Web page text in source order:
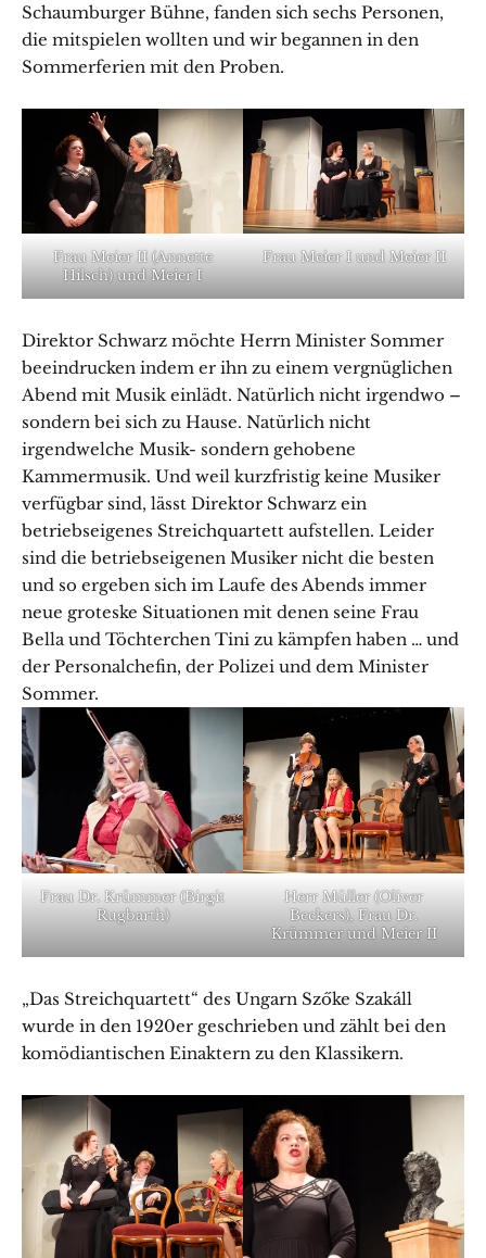
Schaumburger Bühne, fanden sich sechs Personen,
die mitspielen wollten und wir begannen in den
Sommerferien mit den Proben.
Frau Meier II (Annette
Hilsch) und Meier I
Frau Meier I und Meier II
Direktor Schwarz möchte Herrn Minister Sommer
beeindrucken indem er ihn zu einem vergnüglichen
Abend mit Musik einlädt. Natürlich nicht irgendwo –
sondern bei sich zu Hause. Natürlich nicht
irgendwelche Musik- sondern gehobene
Kammermusik. Und weil kurzfristig keine Musiker
verfügbar sind, lässt Direktor Schwarz ein
betriebseigenes Streichquartett aufstellen. Leider
sind die betriebseigenen Musiker nicht die besten
und so ergeben sich im Laufe des Abends immer
neue groteske Situationen mit denen seine Frau
Bella und Töchterchen Tini zu kämpfen haben … und
der Personalchefin, der Polizei und dem Minister
Sommer.
Frau Dr. Krümmer (Birgit
Rugbarth)
Herr Müller (Oliver
Beckers), Frau Dr.
Krümmer und Meier II
„Das Streichquartett“ des Ungarn Szőke Szakáll
wurde in den 1920er geschrieben und zählt bei den
komödiantischen Einaktern zu den Klassikern.